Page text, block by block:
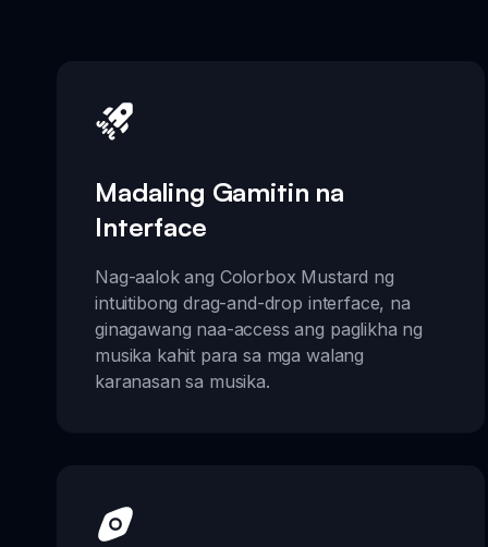
Madaling Gamitin na
Interface
Nag-aalok ang Colorbox Mustard ng
intuitibong drag-and-drop interface, na
ginagawang naa-access ang paglikha ng
musika kahit para sa mga walang
karanasan sa musika.